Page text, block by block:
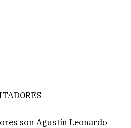
son Agustín Leonardo